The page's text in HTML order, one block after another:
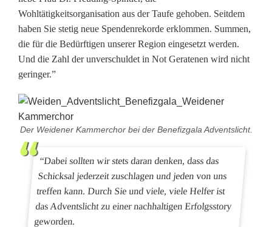
n
k
e
h
e
i
Wohltätigkeitsorganisation aus der Taufe gehoben. Seitdem
haben Sie stetig neue Spendenrekorde erklommen. Summen,
die für die Bedürftigen unserer Region eingesetzt werden.
Und die Zahl der unverschuldet in Not Geratenen wird nicht
geringer.”
Der Weidener Kammerchor bei der Benefizgala Adventslicht.
“Dabei sollten wir stets daran denken, dass das
Schicksal jederzeit zuschlagen und jeden von uns
treffen kann. Durch Sie und viele, viele Helfer ist
das Adventslicht zu einer nachhaltigen Erfolgsstory
geworden.